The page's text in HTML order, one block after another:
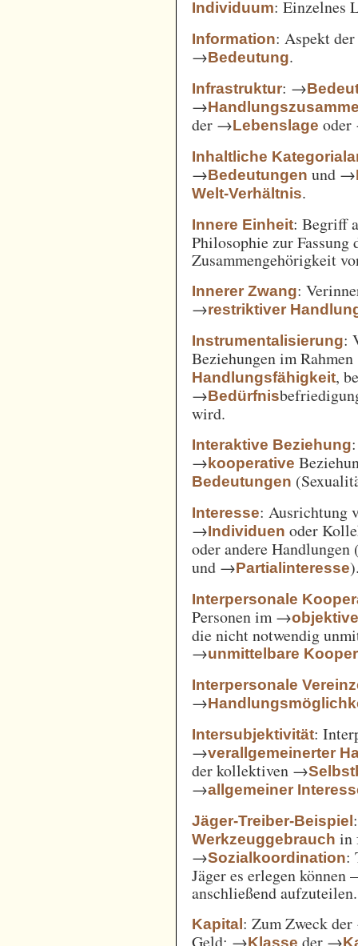
Individuum: Einzelnes
Information: Aspekt
→Bedeutung.
Infrastruktur: →
→
der →Lebenslage
Inhaltliche
→Bedeutungen und →
Welt-Verhältnis.
Innere Einheit: Begriff
Philosophie zur
Zusammengehörigkeit
Innerer Zwang:
→restriktiver
Instrumentalisierung:
Beziehungen im
Handlungsfähigkeit,
→Bedürfnis
wird.
Interaktive Beziehung
→kooperative
Bedeutungen
Interesse: Ausrichtung
→Individuen oder
oder andere
und →Partialinteresse
Interpersonale
Personen im →
die nicht notwendig
→unmittelbare
Interpersonale
→
Intersubjektivität:
→verallgemeinerter
der kollektiven →
→allgemeiner
Jäger-Treiber-Beispiel
Werkzeuggebrauch in
→Sozialkoordination:
Jäger es erlegen
anschließend aufzuteilen.
Kapital: Zum Zweck
Geld; →Klasse der →